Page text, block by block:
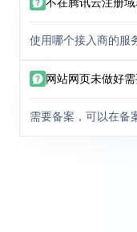
不在腾讯云注册
使用哪个接入商的服
网站网页未做好
需要备案，可以在备